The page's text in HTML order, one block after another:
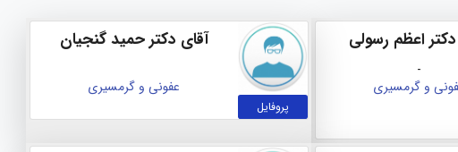
اعظم رسولی
-
و گرمسیری
پروفایل
آقای دکتر حمید گنجیان
عفونی و گرمسیری